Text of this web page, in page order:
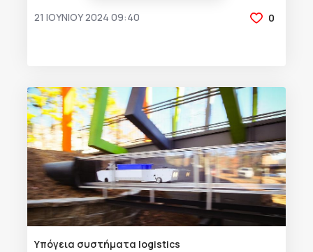
21 ΙΟΥΝΊΟΥ 2024 09:40 0
Υπόγεια συστήματα logistics